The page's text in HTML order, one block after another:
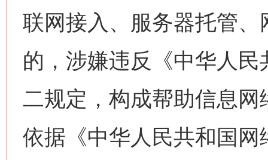
联网接入、服务器托管
的，涉嫌违反《中华人
二规定，构成帮助信息网
依据《中华人民共和国